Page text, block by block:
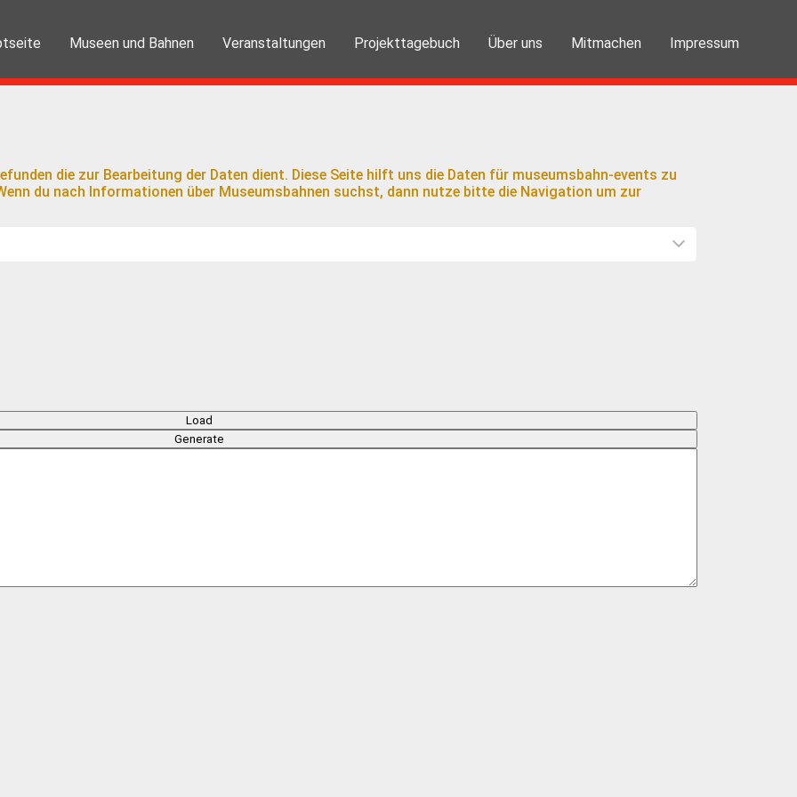
Museen und Bahnen Veranstaltungen Projekttagebuch Über uns Mitmachen Impressum
die zur Bearbeitung der Daten dient. Diese Seite hilft uns die Daten für museumsbahn-events zu
du nach Informationen über Museumsbahnen suchst, dann nutze bitte die Navigation um zur
Load
Generate